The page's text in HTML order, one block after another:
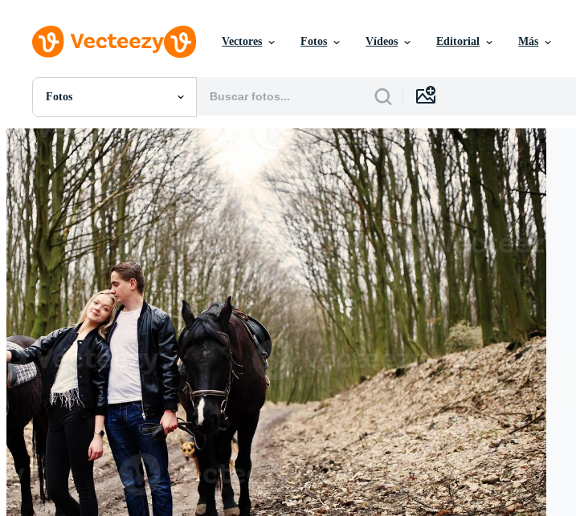
Vectores Fotos Vídeos Editorial Más
Fotos
Todas Imágenes
Fotos
PNGs
PSDs
SVGs
Plantillas
Vectores
Videos
Gráficos en Movimiento
Imágenes Editoriales
Eventos Editoriales